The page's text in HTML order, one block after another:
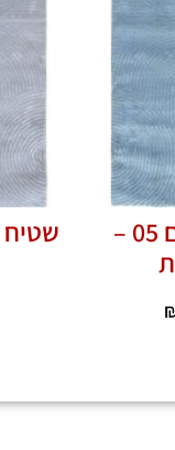
שטיח מנהטן אפור דגם 05 –